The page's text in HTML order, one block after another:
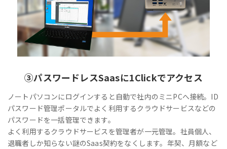
③パスワードレスSaasに1Clickでアクセス
ノートパソコンにログインすると自動で社内のミニPCへ接続。ID
パスワード管理ポータルでよく利用するクラウドサービスなどの
パスワードを一括管理できます。
よく利用するクラウドサービスを管理者が一元管理。社員個人、
退職者しか知らない謎のSaas契約をなくします。年契、月額など